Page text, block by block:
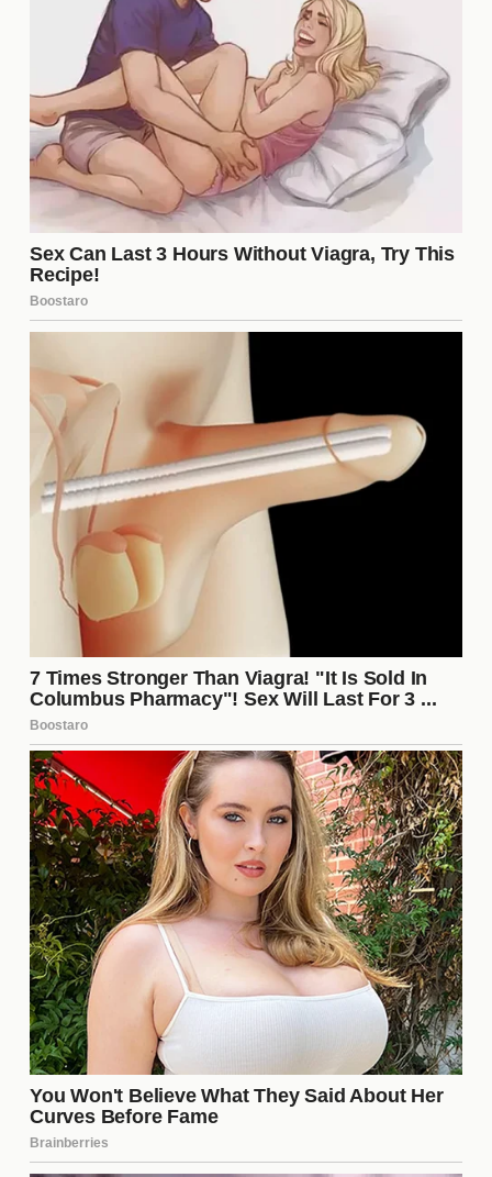
programa
La presencia de influencers enLa Casa de los
Famosos 6ha agregado una nueva dimensión al
show. Su capacidad para atraer a una audiencia
más joven y diversa ha revitalizado el interés en el
programa. Además, estos influencers suelen
compartir contenido exclusivo, lo que genera más
conversación y emoción en torno a cada episodio.
El futuro del reality y su
conexión con los fans
A medida que avanza la temporada, es evidente
que la conexión entre los concursantes y sus fans
seguirá siendo un elemento clave. La producción
está explorando nuevas formas de involucrar al
público, como votaciones en línea y encuentros
virtuales. Esto no solo enriquecerá la experiencia de
los espectadores, sino que también asegurará que
el programa continúe evolucionando y adaptándose
a las demandas de su audiencia.
Las reacciones de los
concursantes
Las reacciones de los concursantes ante el apoyo
de sus fans son un espectáculo en sí mismo.
Muchos de ellos, como Fabio, se sienten
abrumados por la intensidad de los gritos y
aplausos, lo que a menudo se traduce en
momentos de vulnerabilidad y emoción. Esta
interacción puede influir en su desempeño y
decisiones dentro de la casa, creando un ciclo
donde la energía externa impacta directamente en
su experiencia.
Cómo se eligen los
participantes